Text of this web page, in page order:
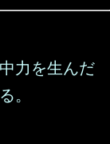
力を生んだ
。